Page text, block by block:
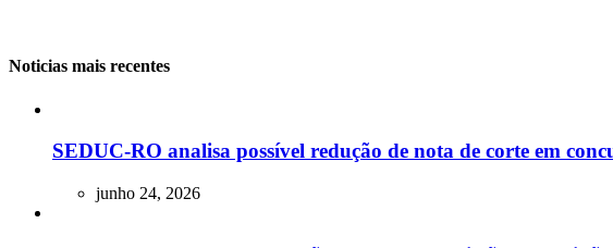
Noticias mais recentes
SEDUC-RO analisa possível redução de nota de corte em
junho 24, 2026